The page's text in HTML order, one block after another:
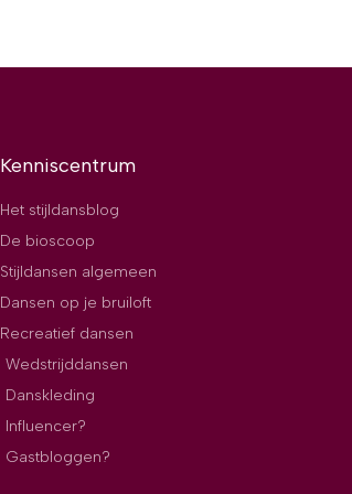
Kenniscentrum
Het stijldansblog
De bioscoop
Stijldansen algemeen
Dansen op je bruiloft
Recreatief dansen
Wedstrijddansen
Danskleding
Influencer?
Gastbloggen?